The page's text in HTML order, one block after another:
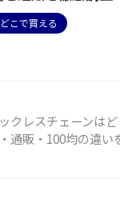
どこで買える
クレスチェーンは
通販・100均の違い